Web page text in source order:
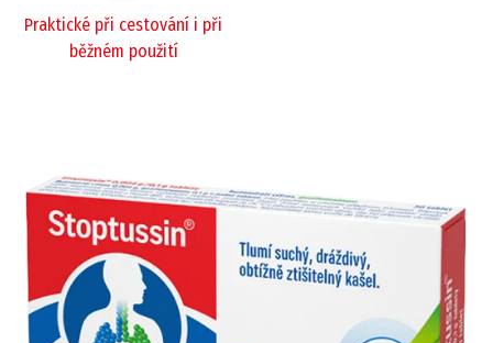
Praktické při cestování i při
běžném použití